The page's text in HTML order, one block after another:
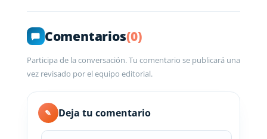
Comentarios(0)
Participa de la conversación. Tu comentario se publicará una
vez revisado por el equipo editorial.
✎ Deja tu comentario